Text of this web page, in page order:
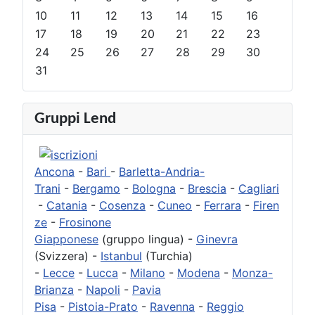
e
d
e
t
e
e
d
e
t
eoo
10
11 12 13 14 15
16
17
18 19 20 21 22
23
24
25 26 27 28 29
30
31
Gruppi Lend
Ancona - Bari - Barletta-Andria-
Trani - Bergamo - Bologna - Brescia - Cagliari
- Catania - Cosenza - Cuneo - Ferrara - Firen
ze - Frosinone
Giapponese (gruppo lingua) - Ginevra
(Svizzera) - Istanbul (Turchia)
- Lecce - Lucca - Milano - Modena - Monza-
Brianza - Napoli - Pavia
Pisa - Pistoia-Prato - Ravenna - Reggio